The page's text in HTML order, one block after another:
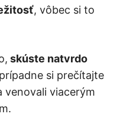
, vôbec si to
skúste natvrdo
si prečítajte
venovali viacerým